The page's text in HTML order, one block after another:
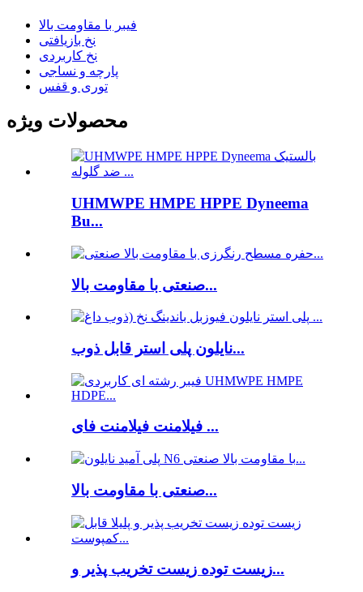
فیبر با مقاومت بالا
نخ بازیافتی
نخ کاربردی
پارچه و نساجی
توری و قفس
محصولات ویژه
UHMWPE HMPE HPPE Dyneema
Bu...
صنعتی با مقاومت بالا...
نایلون پلی استر قابل ذوب...
فیلامنت فیلامنت فای ...
صنعتی با مقاومت بالا...
زیست توده زیست تخریب پذیر و...